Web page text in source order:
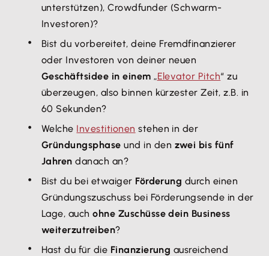
unterstützen), Crowdfunder (Schwarm-
Investoren)?
Bist du vorbereitet, deine Fremdfinanzierer
oder Investoren von deiner neuen
Geschäftsidee in einem „Elevator Pitch“ zu
überzeugen, also binnen kürzester Zeit, z.B. in
60 Sekunden?
Welche Investitionen stehen in der
Gründungsphase und in den zwei bis fünf
Jahren danach an?
Bist du bei etwaiger Förderung durch einen
Gründungszuschuss bei Förderungsende in der
Lage, auchohne Zuschüsse dein Business
weiterzutreiben?
Hast du für die Finanzierung ausreichend